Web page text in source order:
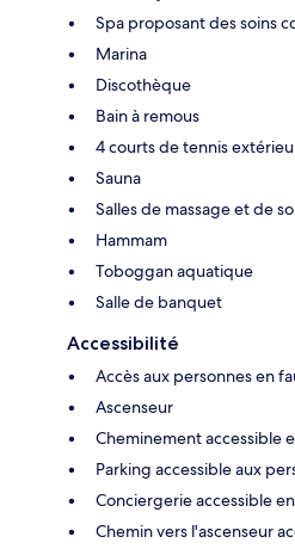
Spa proposant des soins
Marina
Discothèque
Bain à remous
4 courts de tennis
Sauna
Salles de massage et de
Hammam
Toboggan aquatique
Salle de banquet
Accessibilité
Accès aux personnes en
Ascenseur
Cheminement accessible
Parking accessible aux
Conciergerie accessible
Chemin vers l'ascenseur